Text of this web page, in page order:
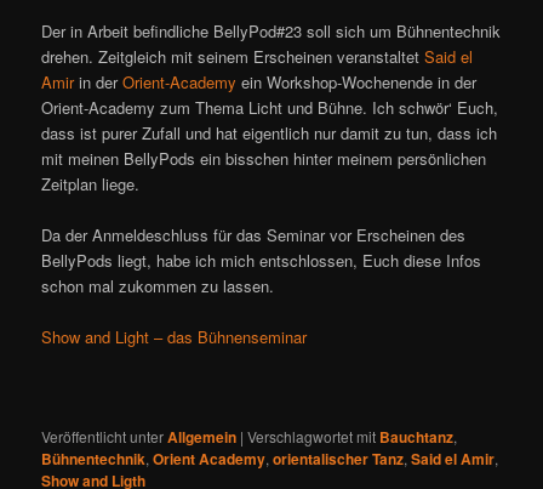
Der in Arbeit befindliche BellyPod#23 soll sich um Bühnentechnik
drehen. Zeitgleich mit seinem Erscheinen veranstaltetSaid el
Amirin derOrient-Academy ein Workshop-Wochenende in der
Orient-Academy zum Thema Licht und Bühne. Ich schwör‘ Euch,
dass ist purer Zufall und hat eigentlich nur damit zu tun, dass ich
mit meinen BellyPods ein bisschen hinter meinem persönlichen
Zeitplan liege.
Da der Anmeldeschluss für das Seminar vor Erscheinen des
BellyPods liegt, habe ich mich entschlossen, Euch diese Infos
schon mal zukommen zu lassen.
Show and Light – das Bühnenseminar
Veröffentlicht unterAllgemein |Verschlagwortet mit Bauchtanz,
Bühnentechnik,Orient Academy,orientalischer Tanz,Said el Amir,
Show and Ligth